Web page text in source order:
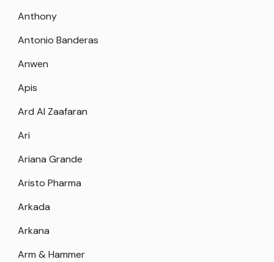
Anthony
Antonio Banderas
Anwen
Apis
Ard Al Zaafaran
Ari
Ariana Grande
Aristo Pharma
Arkada
Arkana
Arm & Hammer